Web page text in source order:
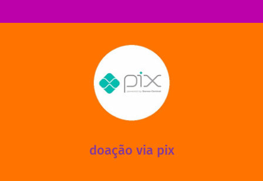
doação via pix
via PIX? Elas também são muito importantes para
mantermos nossas unidades em funcionamento!
saiba mais